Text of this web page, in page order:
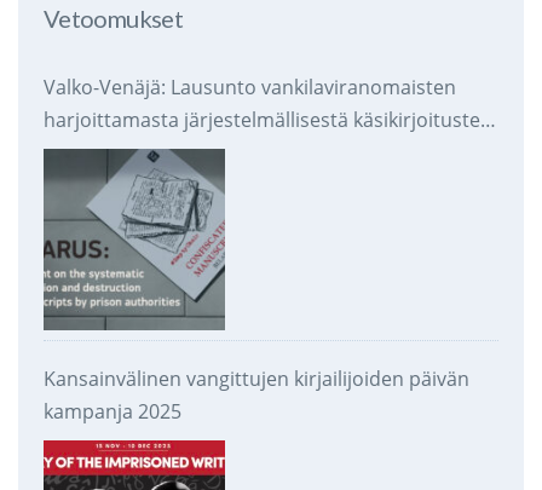
Vetoomukset
Valko-Venäjä: Lausunto vankilaviranomaisten
harjoittamasta järjestelmällisestä käsikirjoitusten
takavarikoinnista ja tuhoamisesta
Kansainvälinen vangittujen kirjailijoiden päivän
kampanja 2025